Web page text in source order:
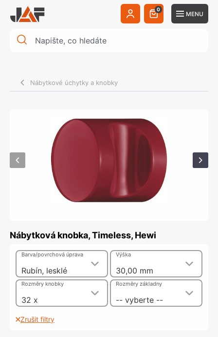
0
MENU
Nábytkové úchytky a knobky
Nábytková knobka, Timeless, Hewi
Rubín, lesklé
Barva/povrchová úprava
30,00 mm
Výška
32 x
Rozměry knobky
-- vyberte --
Rozměry základny
Zrušit filtry